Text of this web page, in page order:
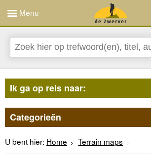
Menu
Ik ga op reis naar:
Categorieën
U bent hier: Home Terrain maps